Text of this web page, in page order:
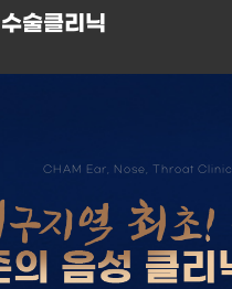
술클리닉
CHAM Ear, Nose, Throat Clinic